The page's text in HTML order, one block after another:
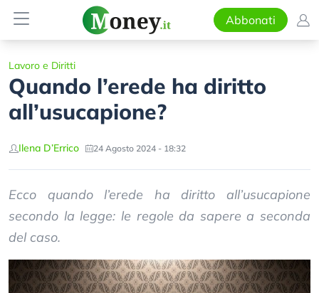
Abbonati
Lavoro e Diritti
Quando l’erede ha diritto
all’usucapione?
Ilena D’Errico 24 Agosto 2024 - 18:32
Ecco quando l’erede ha diritto all’usucapione
secondo la legge: le regole da sapere a seconda
del caso.